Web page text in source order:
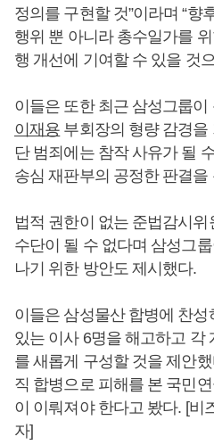
정의를 구현할 것”이라며 “향
행위 뿐 아니라 총수일가를
행 개선에 기여할 수 있을 것
이들은 또한 최근 삼성그룹
이재용 부회장의 형량 감경
단 범죄에는 참작 사유가 될
송심 재판부의 공정한 판결을
법적 권한이 없는 준법감시위
수단이 될 수 없다며 삼성그
나기 위한 방안도 제시했다.
이들은 삼성물산 합병에 찬
있는 이사 6명을 해고하고 각
를 새롭게 구성할 것을 제안
직 합병으로 피해를 본 국민
이 이뤄져야 한다고 봤다. [비
자]